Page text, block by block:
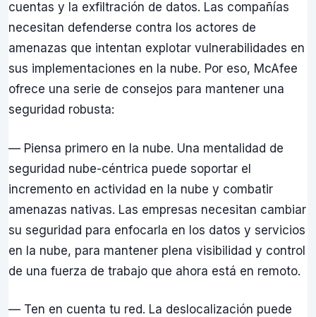
cuentas y la exfiltración de datos. Las compañías
necesitan defenderse contra los actores de
amenazas que intentan explotar vulnerabilidades en
sus implementaciones en la nube. Por eso, McAfee
ofrece una serie de consejos para mantener una
seguridad robusta:
— Piensa primero en la nube. Una mentalidad de
seguridad nube-céntrica puede soportar el
incremento en actividad en la nube y combatir
amenazas nativas. Las empresas necesitan cambiar
su seguridad para enfocarla en los datos y servicios
en la nube, para mantener plena visibilidad y control
de una fuerza de trabajo que ahora está en remoto.
— Ten en cuenta tu red. La deslocalización puede